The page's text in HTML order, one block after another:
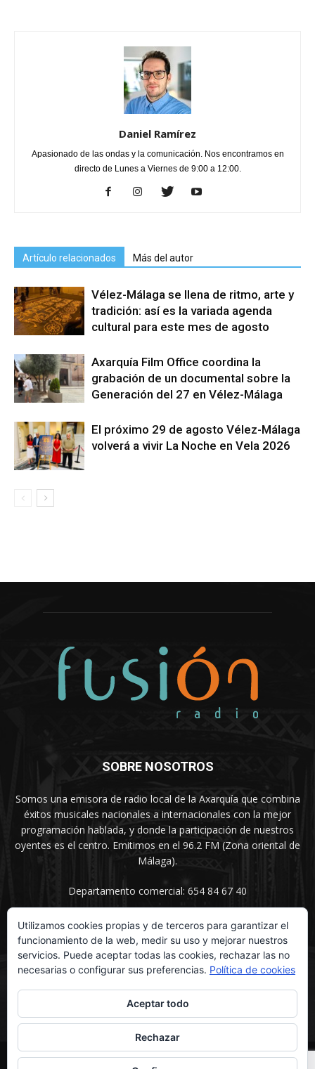
Daniel Ramírez
Apasionado de las ondas y la comunicación. Nos encontramos en
directo de Lunes a Viernes de 9:00 a 12:00.
Artículo relacionados Más del autor
Vélez-Málaga se llena de ritmo, arte y
tradición: así es la variada agenda
cultural para este mes de agosto
Axarquía Film Office coordina la
grabación de un documental sobre la
Generación del 27 en Vélez-Málaga
El próximo 29 de agosto Vélez-Málaga
volverá a vivir La Noche en Vela 2026
SOBRE NOSOTROS
Somos una emisora de radio local de la Axarquía que combina
éxitos musicales nacionales a internacionales con la mejor
programación hablada, y donde la participación de nuestros
oyentes es el centro. Emitimos en el 96.2 FM (Zona oriental de
Málaga).
Departamento comercial: 654 84 67 40
SÍGUENOS
© UNIMEDIOS - Agencia de Marketing en Vélez-Málaga 2026
Utilizamos cookies propias y de terceros para garantizar el
funcionamiento de la web, medir su uso y mejorar nuestros
servicios. Puede aceptar todas las cookies, rechazar las no
necesarias o configurar sus preferencias. Política de cookies
Aceptar todo
Rechazar